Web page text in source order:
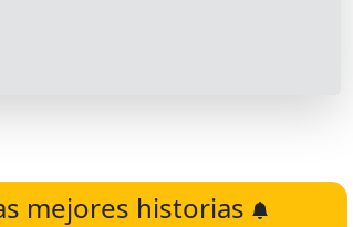
mejores historias